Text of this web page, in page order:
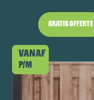
Gratis offerte
Vanaf
p/m